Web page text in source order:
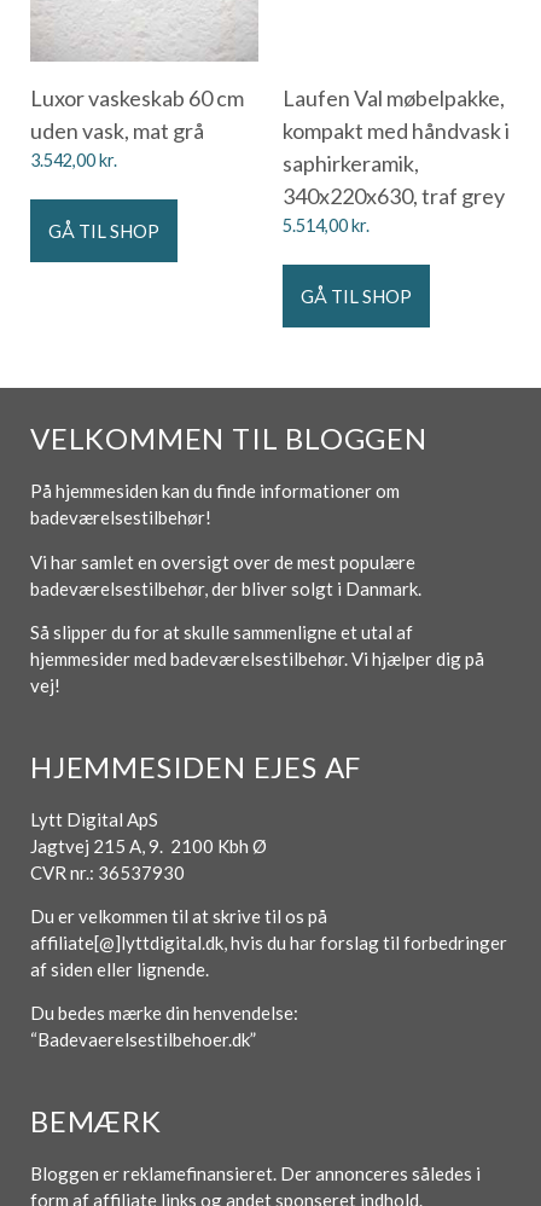
Luxor vaskeskab 60 cm
uden vask, mat grå
3.542,00kr.
GÅ TIL SHOP
Laufen Val møbelpakke,
kompakt med håndvask i
saphirkeramik,
340x220x630, traf grey
5.514,00kr.
GÅ TIL SHOP
VELKOMMEN TIL BLOGGEN
På hjemmesiden kan du finde informationer om
badeværelsestilbehør!
Vi har samlet en oversigt over de mest populære
badeværelsestilbehør, der bliver solgt i Danmark.
Så slipper du for at skulle sammenligne et utal af
hjemmesider med badeværelsestilbehør. Vi hjælper dig på
vej!
HJEMMESIDEN EJES AF
Lytt Digital ApS
Jagtvej 215 A, 9. 2100 Kbh Ø
CVR nr.: 36537930
Du er velkommen til at skrive til os på
affiliate[@]lyttdigital.dk, hvis du har forslag til forbedringer
af siden eller lignende.
Du bedes mærke din henvendelse:
“Badevaerelsestilbehoer.dk”
BEMÆRK
Bloggen er reklamefinansieret. Der annonceres således i
form af affiliate links og andet sponseret indhold.